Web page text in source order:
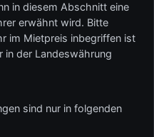
in diesem Abschnitt eine
erwähnt wird. Bitte
im Mietpreis inbegriffen ist
in der Landeswährung
sind nur in folgenden